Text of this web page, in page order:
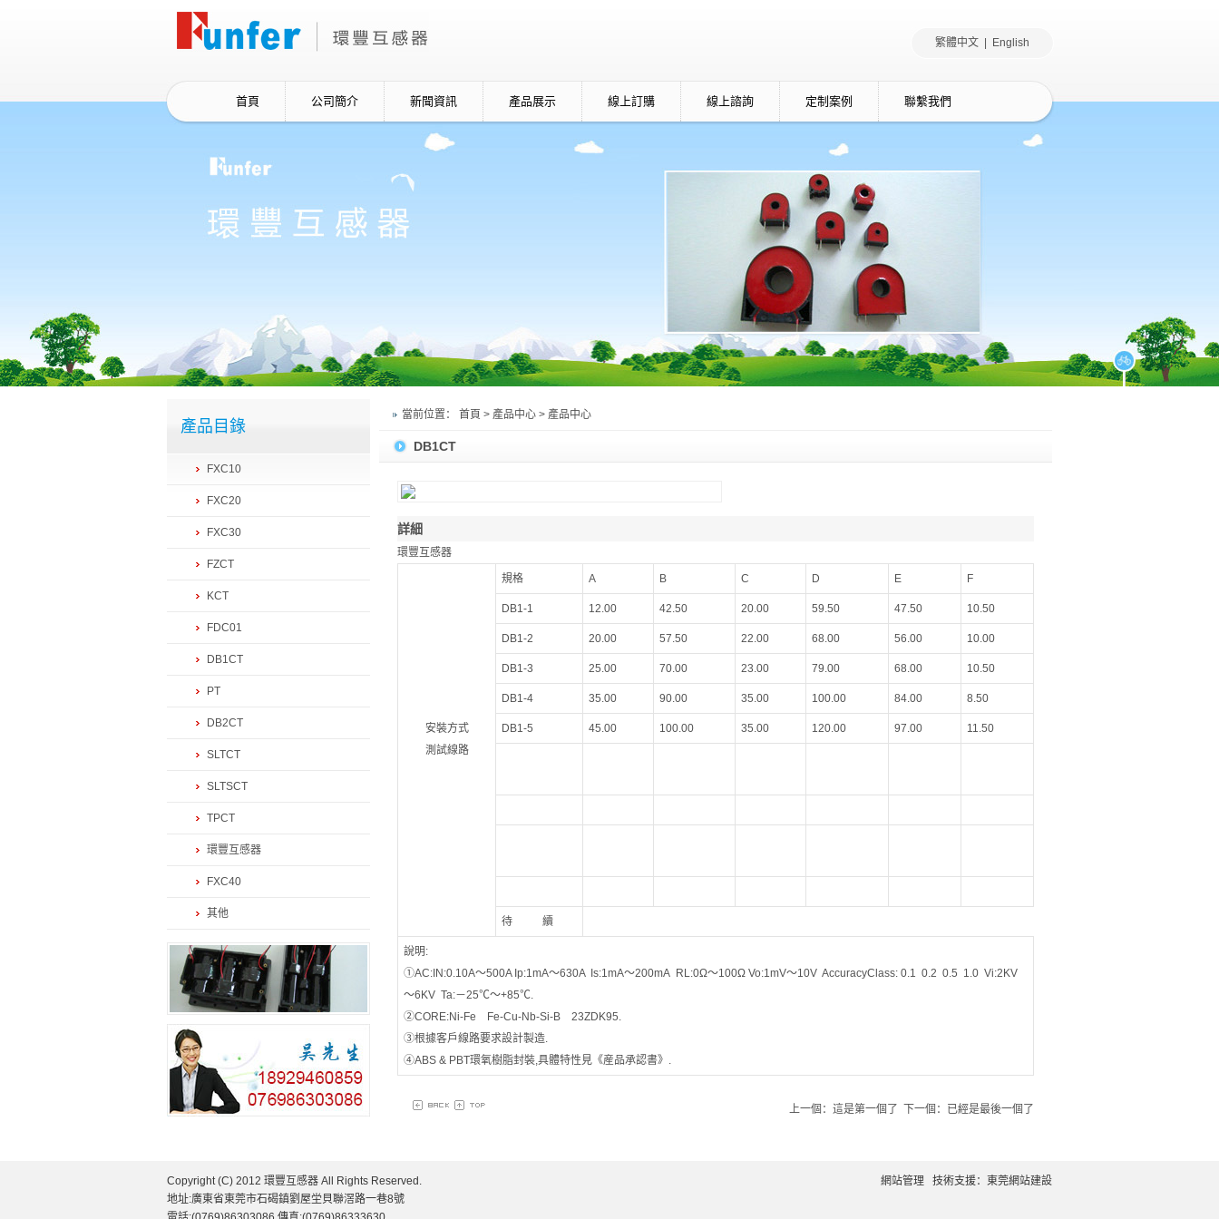
繁體中文 | English
首頁 公司簡介 新聞資訊 產品展示 線上訂購 線上諮詢 定制案例 聯繫我們
產品目錄
FXC10
FXC20
FXC30
FZCT
KCT
FDC01
DB1CT
PT
DB2CT
SLTCT
SLTSCT
TPCT
環豐互感器
FXC40
其他
當前位置： 首頁 > 產品中心 > 產品中心
DB1CT
詳細
環豐互感器
安裝方式
測試線路
規格 A B C D E F
DB1-1 12.00 42.50 20.00 59.50 47.50 10.50
DB1-2 20.00 57.50 22.00 68.00 56.00 10.00
DB1-3 25.00 70.00 23.00 79.00 68.00 10.50
DB1-4 35.00 90.00 35.00 100.00 84.00 8.50
DB1-5 45.00 100.00 35.00 120.00 97.00 11.50
待 續
說明:
①AC:IN:0.10A～500A Ip:1mA～630A Is:1mA～200mA RL:0Ω～100Ω Vo:1mV～10V AccuracyClass: 0.1 0.2 0.5 1.0 Vi:2KV
～6KV Ta:－25℃～+85℃.
②CORE:Ni-Fe Fe-Cu-Nb-Si-B 23ZDK95.
③根據客戶線路要求設計製造.
④ABS & PBT環氧樹脂封裝,具體特性見《産品承認書》.
上一個：這是第一個了 下一個：已經是最後一個了
網站管理 技術支援： 東莞網站建設
Copyright (C) 2012 環豐互感器 All Rights Reserved.
地址:廣東省東莞市石碣鎮劉屋坣貝聯滘路一巷8號